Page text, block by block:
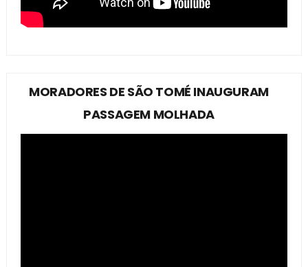
MORADORES DE SÃO TOMÉ INAUGURAM
PASSAGEM MOLHADA